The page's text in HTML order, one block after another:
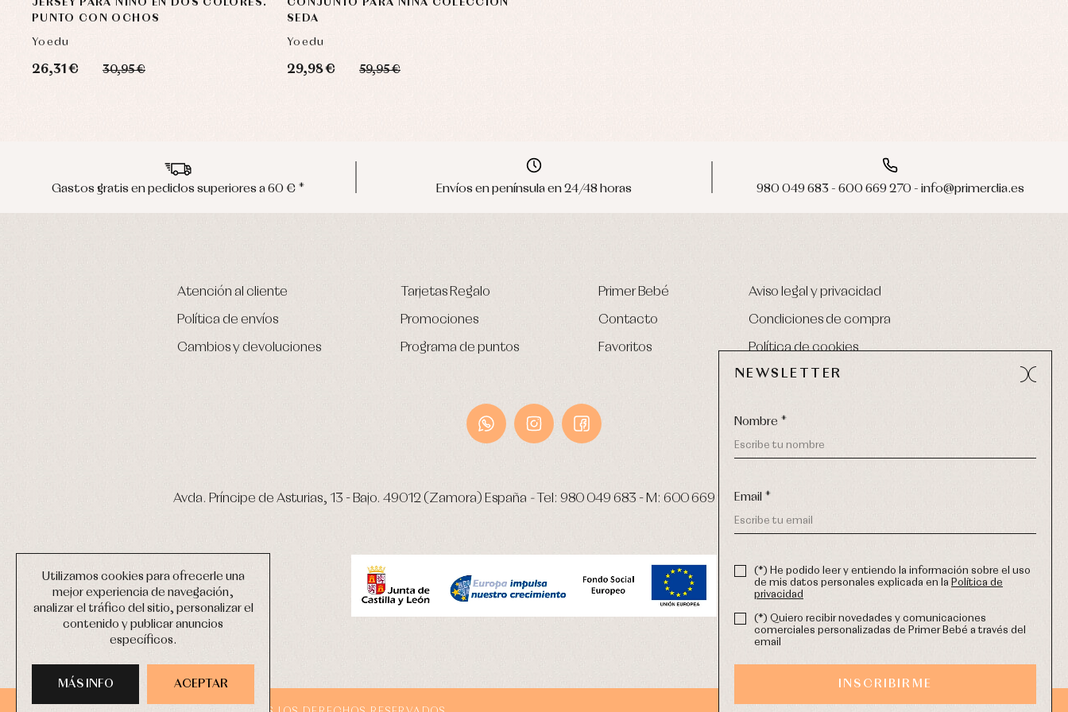
Utilizamos cookies para ofrecerle una
mejor experiencia de navegación,
analizar el tráfico del sitio, personalizar el
contenido y publicar anuncios
específicos.
ACEPTAR
MÁS INFO
JERSEY PARA NIÑO EN DOS COLORES.
PUNTO CON OCHOS
Yoedu
26,31 € 30,95 €
CONJUNTO PARA NIÑA COLECCIÓN
SEDA
Yoedu
29,98 € 59,95 €
Gastos gratis en pedidos superiores a 60 € * Envíos en península en 24/48 horas 980 049 683 - 600 669 270 - info@primerdia.es
Atención al cliente
Política de envíos
Cambios y devoluciones
Tarjetas Regalo
Promociones
Programa de puntos
Primer Bebé
Contacto
Favoritos
Aviso legal y privacidad
Condiciones de compra
Política de cookies
Avda. Príncipe de Asturias, 13 - Bajo. 49012 (Zamora) España -Tel: 980 049 683 - M: 600 669 270-email:
NEWSLETTER
Nombre *
Email *
(*) He podido leer y entiendo la información sobre el uso
de mis datos personales explicada en la Política de
privacidad
(*) Quiero recibir novedades y comunicaciones
comerciales personalizadas de Primer Bebé a través del
email
INSCRIBIRME